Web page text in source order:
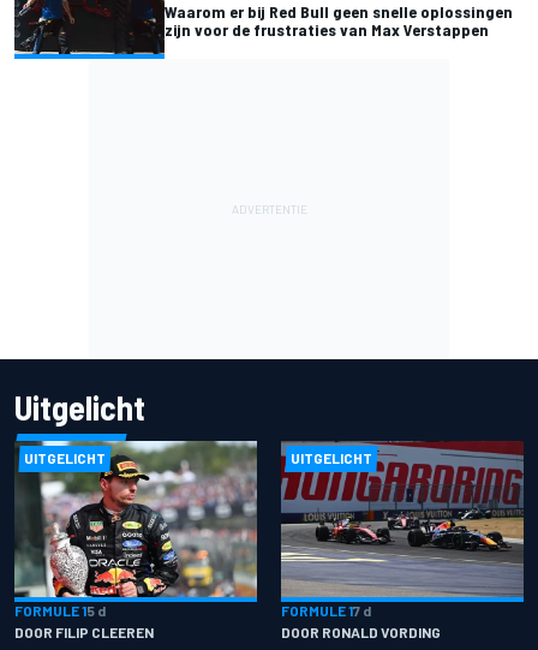
Waarom er bij Red Bull geen snelle oplossingen
zijn voor de frustraties van Max Verstappen
Uitgelicht
UITGELICHT
FORMULE 15 d
DOOR FILIP CLEEREN
UITGELICHT
FORMULE 17 d
DOOR RONALD VORDING